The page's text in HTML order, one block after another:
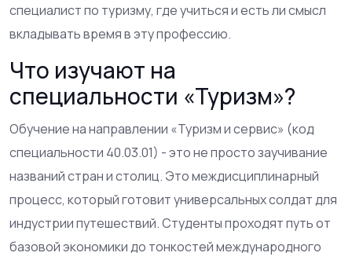
специалист по туризму, где учиться и есть ли смысл
вкладывать время в эту профессию.
Что изучают на
специальности «Туризм»?
Обучение на направлении «Туризм и сервис» (код
специальности 40.03.01) - это не просто заучивание
названий стран и столиц. Это междисциплинарный
процесс, который готовит универсальных солдат для
индустрии путешествий. Студенты проходят путь от
базовой экономики до тонкостей международного